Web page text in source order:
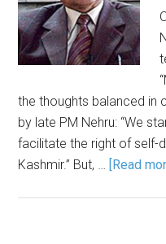
the thoughts balanced in
by late PM Nehru: “We
facilitate the right of self-
Kashmir.” But, … [Read